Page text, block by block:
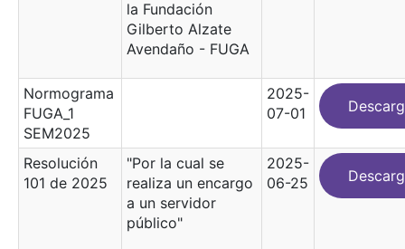
la Fundación
Gilberto Alzate
Avendaño - FUGA
Normograma
FUGA_1
SEM2025
2025-
07-01
Resolución
101 de 2025
"Por la cual se
realiza un encargo
a un servidor
público"
2025-
06-25